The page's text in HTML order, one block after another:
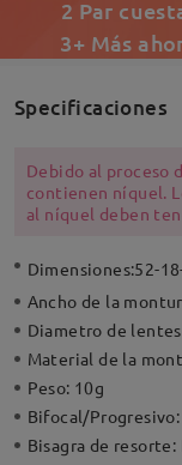
2 Par
3+ Más
Specificaciones
Debido al proceso
contienen níquel.
al níquel deben
Dimensiones:52-
Ancho de la
Diametro de
Material de la
Peso: 10g
Bifocal/Progresivo:
Bisagra de resorte: